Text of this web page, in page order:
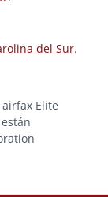
del Sur.
Elite